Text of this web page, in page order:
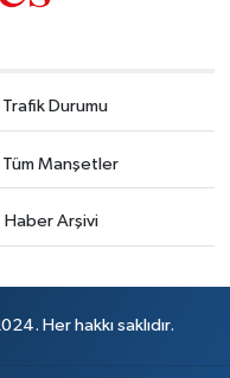
Trafik Durumu
Tüm Manşetler
Haber Arşivi
Her hakkı saklıdır.